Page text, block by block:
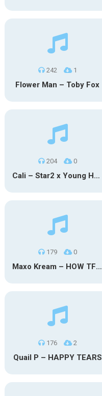
242 1
Flower Man – Toby Fox
204 0
Cali – Star2 x Young Henny
179 0
Maxo Kream – HOW TF I’M LUCKY
176 2
Quail P – HAPPY TEARS